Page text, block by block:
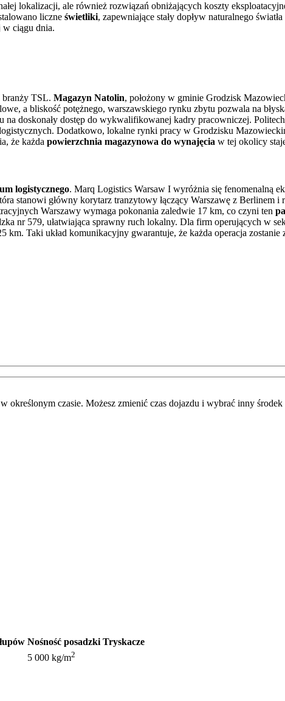
lokalizacji, ale również rozwiązań obniżających koszty
liczne świetliki, zapewniające stały dopływ naturalnego
w ciągu dnia.
branży TSL. Magazyn Natolin, położony w gminie Grodzisk
a bliskość potężnego, warszawskiego rynku zbytu pozwala na
na doskonały dostęp do wykwalifikowanej kadry pracowniczej.
Dodatkowo, lokalne rynki pracy w Grodzisku
że każda powierzchnia magazynowa do wynajęcia w tej okolicy
logistycznego. Marq Logistics Warsaw I wyróżnia się fenomenalną
stanowi główny korytarz tranzytowy łączący Warszawę z Berlinem
Warszawy wymaga pokonania zaledwie 17 km, co czyni ten
nr 579, ułatwiająca sprawny ruch lokalny. Dla firm operujących w
km. Taki układ komunikacyjny gwarantuje, że każda operacja
określonym czasie. Możesz zmienić czas dojazdu i wybrać inny
Nośność posadzki Tryskacze
5 000 kg/m2